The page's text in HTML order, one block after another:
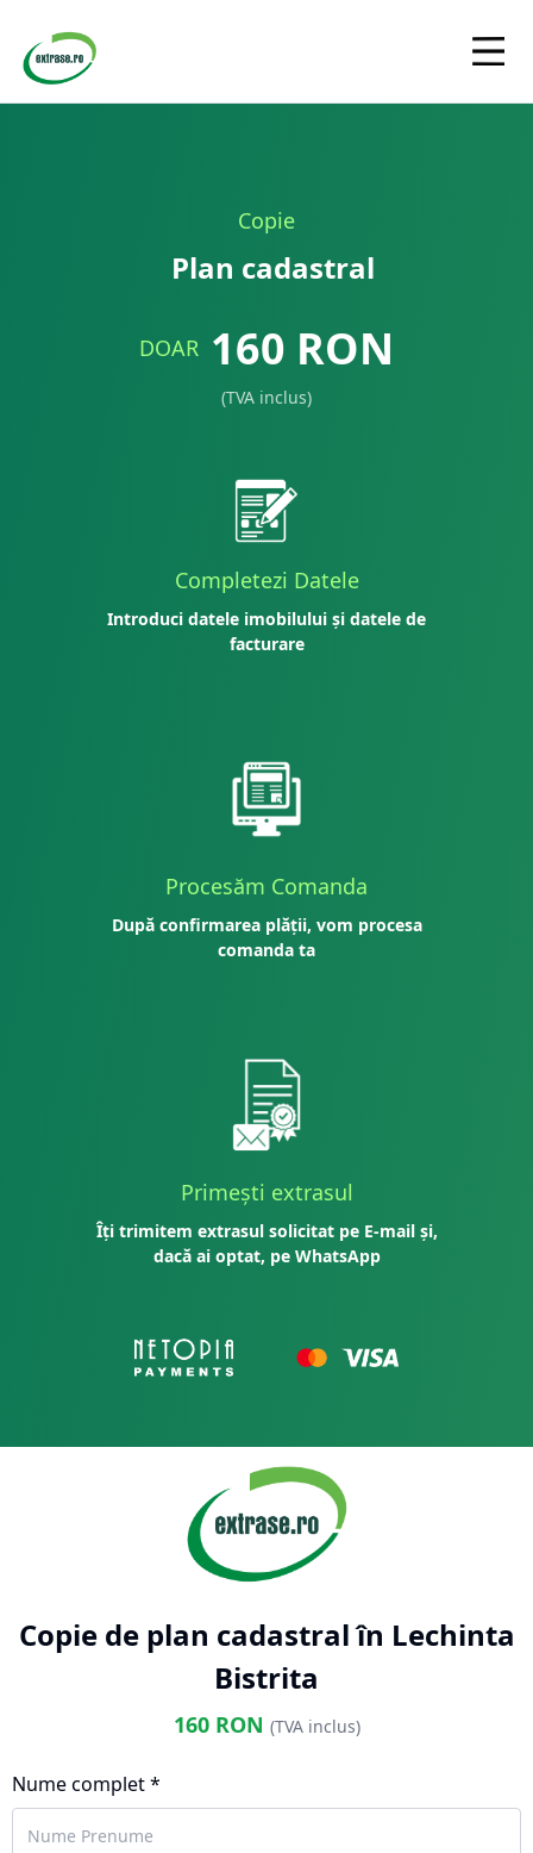
Copie
Plan cadastral
DOAR 160 RON
(TVA inclus)
Completezi Datele
Introduci datele imobilului și datele de
facturare
Procesăm Comanda
După confirmarea plății, vom procesa
comanda ta
Primești extrasul
Îți trimitem extrasul solicitat pe E-mail și,
dacă ai optat, pe WhatsApp
Copie de plan cadastral în Lechinta
Bistrita
160RON (TVA inclus)
Nume complet *